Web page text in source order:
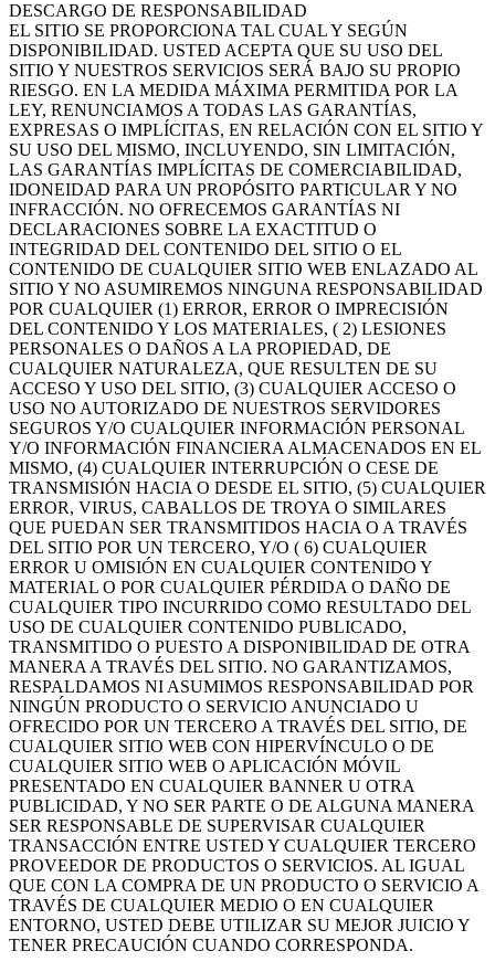
DESCARGO DE RESPONSABILIDAD
EL SITIO SE PROPORCIONA TAL CUAL Y SEGÚN
DISPONIBILIDAD. USTED ACEPTA QUE SU USO DEL
SITIO Y NUESTROS SERVICIOS SERÁ BAJO SU PROPIO
RIESGO. EN LA MEDIDA MÁXIMA PERMITIDA POR LA
LEY, RENUNCIAMOS A TODAS LAS GARANTÍAS,
EXPRESAS O IMPLÍCITAS, EN RELACIÓN CON EL SITIO Y
SU USO DEL MISMO, INCLUYENDO, SIN LIMITACIÓN,
LAS GARANTÍAS IMPLÍCITAS DE COMERCIABILIDAD,
IDONEIDAD PARA UN PROPÓSITO PARTICULAR Y NO
INFRACCIÓN. NO OFRECEMOS GARANTÍAS NI
DECLARACIONES SOBRE LA EXACTITUD O
INTEGRIDAD DEL CONTENIDO DEL SITIO O EL
CONTENIDO DE CUALQUIER SITIO WEB ENLAZADO AL
SITIO Y NO ASUMIREMOS NINGUNA RESPONSABILIDAD
POR CUALQUIER (1) ERROR, ERROR O IMPRECISIÓN
DEL CONTENIDO Y LOS MATERIALES, ( 2) LESIONES
PERSONALES O DAÑOS A LA PROPIEDAD, DE
CUALQUIER NATURALEZA, QUE RESULTEN DE SU
ACCESO Y USO DEL SITIO, (3) CUALQUIER ACCESO O
USO NO AUTORIZADO DE NUESTROS SERVIDORES
SEGUROS Y/O CUALQUIER INFORMACIÓN PERSONAL
Y/O INFORMACIÓN FINANCIERA ALMACENADOS EN EL
MISMO, (4) CUALQUIER INTERRUPCIÓN O CESE DE
TRANSMISIÓN HACIA O DESDE EL SITIO, (5) CUALQUIER
ERROR, VIRUS, CABALLOS DE TROYA O SIMILARES
QUE PUEDAN SER TRANSMITIDOS HACIA O A TRAVÉS
DEL SITIO POR UN TERCERO, Y/O ( 6) CUALQUIER
ERROR U OMISIÓN EN CUALQUIER CONTENIDO Y
MATERIAL O POR CUALQUIER PÉRDIDA O DAÑO DE
CUALQUIER TIPO INCURRIDO COMO RESULTADO DEL
USO DE CUALQUIER CONTENIDO PUBLICADO,
TRANSMITIDO O PUESTO A DISPONIBILIDAD DE OTRA
MANERA A TRAVÉS DEL SITIO. NO GARANTIZAMOS,
RESPALDAMOS NI ASUMIMOS RESPONSABILIDAD POR
NINGÚN PRODUCTO O SERVICIO ANUNCIADO U
OFRECIDO POR UN TERCERO A TRAVÉS DEL SITIO, DE
CUALQUIER SITIO WEB CON HIPERVÍNCULO O DE
CUALQUIER SITIO WEB O APLICACIÓN MÓVIL
PRESENTADO EN CUALQUIER BANNER U OTRA
PUBLICIDAD, Y NO SER PARTE O DE ALGUNA MANERA
SER RESPONSABLE DE SUPERVISAR CUALQUIER
TRANSACCIÓN ENTRE USTED Y CUALQUIER TERCERO
PROVEEDOR DE PRODUCTOS O SERVICIOS. AL IGUAL
QUE CON LA COMPRA DE UN PRODUCTO O SERVICIO A
TRAVÉS DE CUALQUIER MEDIO O EN CUALQUIER
ENTORNO, USTED DEBE UTILIZAR SU MEJOR JUICIO Y
TENER PRECAUCIÓN CUANDO CORRESPONDA.